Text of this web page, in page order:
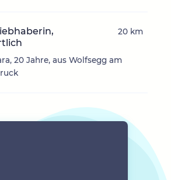
20 Jahre, aus Wolfsegg am
20 km